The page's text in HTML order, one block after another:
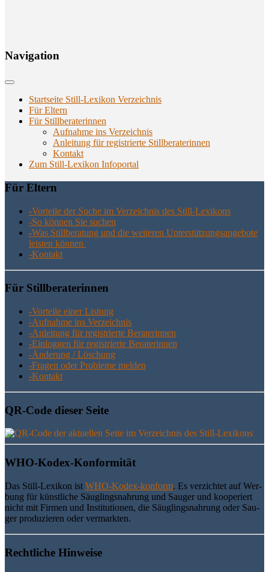
Navi­ga­ti­on
Startseite Still-Lexikon Verzeichnis
Für Eltern
Für Stillberaterinnen
Aufnahme ins Verzeichnis
Anlei­tung für regis­trier­te Stillberaterinnen
Kon­takt
Zum Still-Lexikon Infoportal
Für Eltern
-Vor­tei­le der Suche im Ver­zeich­nis des Still-Lexikons
-So kön­nen Sie suchen
-Was Still­be­ra­tung und die wei­te­ren Unter­stüt­zungs­an­ge­bo­te
leis­ten können
-Kon­takt
Für Still­be­ra­te­rin­nen
-Vor­tei­le einer Listung
-Auf­nah­me ins Verzeichnis
-Anlei­tung für regis­trier­te Beraterinnen
-Ein­log­gen für regis­trier­te Beraterinnen
-Ände­rung / Löschung
-Fra­gen oder Pro­ble­me melden
-Kon­takt
QR-Code die­ser Seite
WHO-Kodex-Kon­for­mi­tät
Das Still-Lexi­kon ist WHO-Kodex-kon­form. Es ver­zich­tet auf Wer­
bung für künst­li­che Säug­lings­nah­rung und Sau­ger und koope­riert
nicht mit Fir­men und Insti­tu­tio­nen, die Säug­lings­nah­rung oder Sau­
ger pro­du­zie­ren oder vermarkten.
Recht­li­che Hinweise